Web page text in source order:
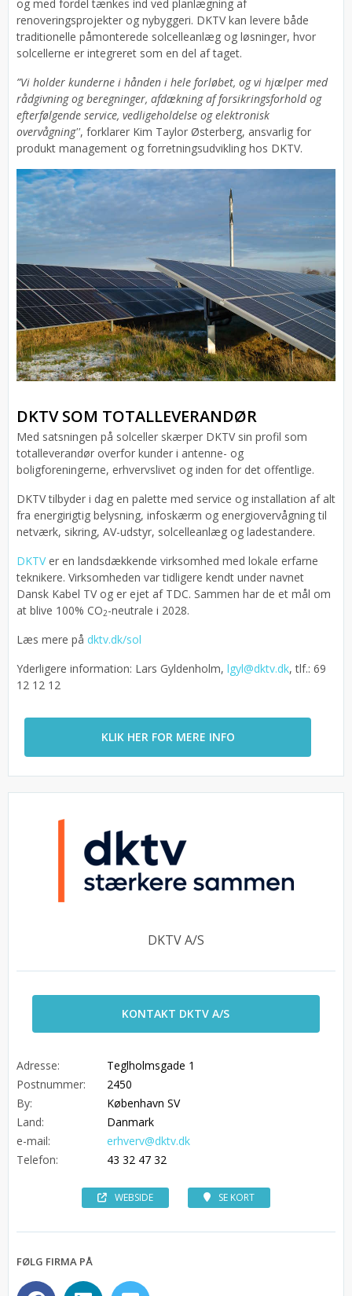
og med fordel tænkes ind ved planlægning af
renoveringsprojekter og nybyggeri. DKTV kan levere både
traditionelle påmonterede solcelleanlæg og løsninger, hvor
solcellerne er integreret som en del af taget.
”Vi holder kunderne i hånden i hele forløbet, og vi hjælper med
rådgivning og beregninger, afdækning af forsikringsforhold og
efterfølgende service, vedligeholdelse og elektronisk
overvågning'', forklarer Kim Taylor Østerberg, ansvarlig for
produkt management og forretningsudvikling hos DKTV.
DKTV SOM TOTALLEVERANDØR
Med satsningen på solceller skærper DKTV sin profil som
totalleverandør overfor kunder i antenne- og
boligforeningerne, erhvervslivet og inden for det offentlige.
DKTV tilbyder i dag en palette med service og installation af alt
fra energirigtig belysning, infoskærm og energiovervågning til
netværk, sikring, AV-udstyr, solcelleanlæg og ladestandere.
DKTVer en landsdækkende virksomhed med lokale erfarne
teknikere. Virksomheden var tidligere kendt under navnet
Dansk Kabel TV og er ejet af TDC. Sammen har de et mål om
at blive 100% CO2-neutrale i 2028.
Læs mere på dktv.dk/sol
Yderligere information: Lars Gyldenholm, lgyl@dktv.dk, tlf.: 69
12 12 12
KLIK HER FOR MERE INFO
DKTV A/S
KONTAKT DKTV A/S
Adresse:
Teglholmsgade 1
Postnummer:
2450
By:
København SV
Land:
Danmark
e-mail:
erhverv@dktv.dk
Telefon:
43 32 47 32
WEBSIDE SE KORT
FØLG FIRMA PÅ